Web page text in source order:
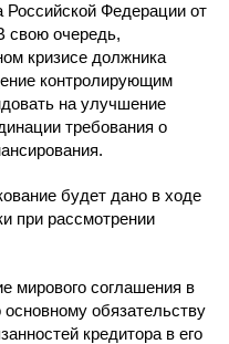
Федерации от
свою очередь,
кризисе должника
контролирующим
на улучшение
требования о
будет дано в ходе
при рассмотрении
мирового соглашения в
обязательству
кредитора в его